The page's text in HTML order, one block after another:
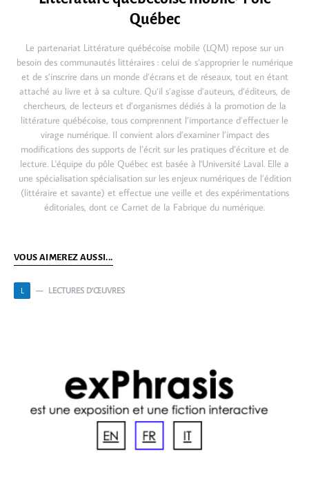
Québec
Le partenariat Littérature québécoise mobile (LQM) repose sur un
besoin des communautés littéraires : celui de s’approprier le numérique
et de s’inscrire dans un monde d’écrans et de réseaux, tout en étant
attaché au livre et à sa culture. Qu’il s’agisse d’auteurs, d’éditeurs, de
chercheurs, de lecteurs et d’organismes dédiés à la promotion de la
littérature québécoise, tous comprennent l’importance d’effectuer le
virage numérique. Il convient alors d’examiner l’impact des
modifications des supports de l’écrit sur les pratiques d’écriture et de
lecture. L'équipe du pôle Québec est basée à l'Université Laval. Elle a
une spécialisation spécialisation sur les enjeux numériques de l’édition
(littéraire et savante) et effectue une veille et des expérimentations
éditoriales, dont ce Carnet de la Fabrique du numérique.
VOUS AIMEREZ AUSSI...
L LECTURES D’ŒUVRES